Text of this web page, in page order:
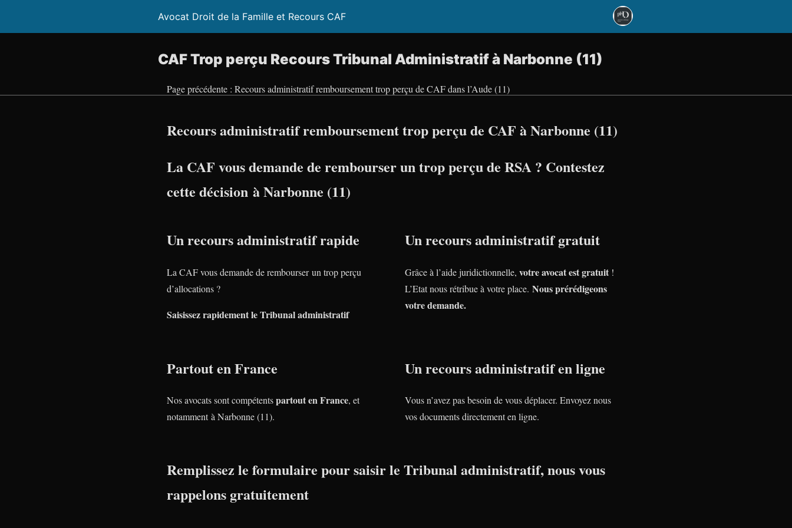
Avocat Droit de la Famille et Recours CAF
CAF Trop perçu Recours Tribunal Administratif à Narbonne (11)
Page précédente : Recours administratif remboursement trop perçu de CAF dans l’Aude (11)
Recours administratif remboursement trop perçu de CAF à Narbonne (11)
La CAF vous demande de rembourser un trop perçu de RSA ? Contestez
cette décision à Narbonne (11)
Un recours administratif rapide
La CAF vous demande de rembourser un trop perçu
d’allocations ?
Saisissez rapidement le Tribunal administratif
Un recours administratif gratuit
Grâce à l’aide juridictionnelle, votre avocat est gratuit !
L’Etat nous rétribue à votre place. Nous prérédigeons
votre demande.
Partout en France
Nos avocats sont compétentspartout en France, et
notamment à Narbonne (11).
Un recours administratif en ligne
Vous n’avez pas besoin de vous déplacer. Envoyez nous
vos documents directement en ligne.
Remplissez le formulaire pour saisir le Tribunal administratif, nous vous
rappelons gratuitement